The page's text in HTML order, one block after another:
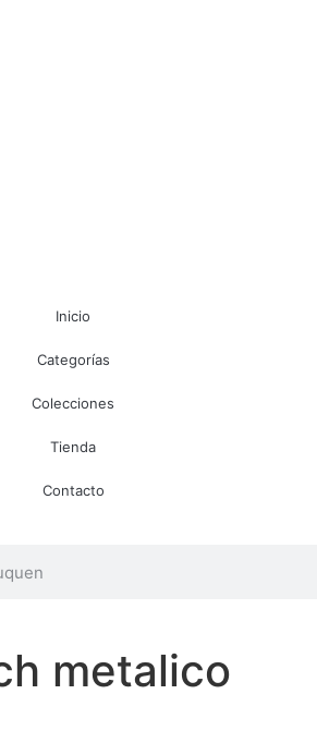
Inicio
Categorías
Colecciones
Tienda
Contacto
metalico